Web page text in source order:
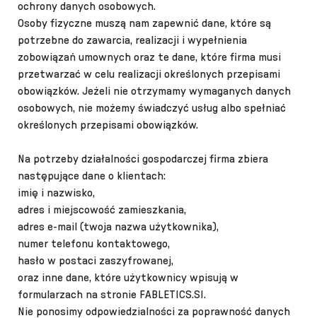
ochrony danych osobowych.
Osoby fizyczne muszą nam zapewnić dane, które są
potrzebne do zawarcia, realizacji i wypełnienia
zobowiązań umownych oraz te dane, które firma musi
przetwarzać w celu realizacji określonych przepisami
obowiązków. Jeżeli nie otrzymamy wymaganych danych
osobowych, nie możemy świadczyć usług albo spełniać
określonych przepisami obowiązków.
Na potrzeby działalności gospodarczej firma zbiera
następujące dane o klientach:
imię i nazwisko,
adres i miejscowość zamieszkania,
adres e-mail (twoja nazwa użytkownika),
numer telefonu kontaktowego,
hasło w postaci zaszyfrowanej,
oraz inne dane, które użytkownicy wpisują w
formularzach na stronie FABLETICS.SI.
Nie ponosimy odpowiedzialności za poprawność danych